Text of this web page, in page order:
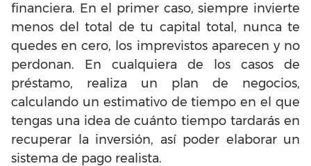
financiera. En el primer caso, siempre invierte
menos del total de tu capital total, nunca te
quedes en cero, los imprevistos aparecen y no
perdonan. En cualquiera de los casos de
préstamo, realiza un plan de negocios,
calculando un estimativo de tiempo en el que
tengas una idea de cuánto tiempo tardarás en
recuperar la inversión, así poder elaborar un
sistema de pago realista.